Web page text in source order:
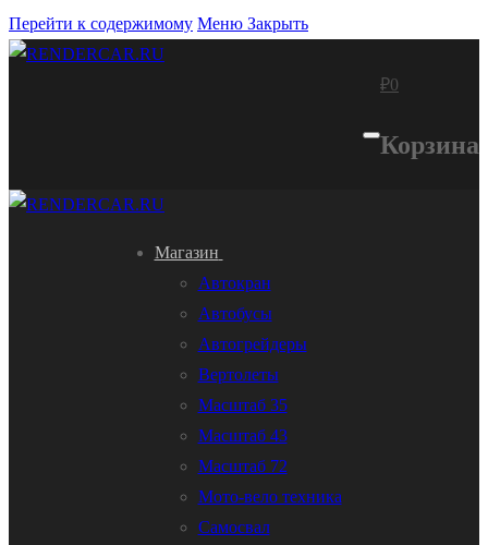
Перейти к содержимому Меню Закрыть
₽0
Корзина
Магазин
Автокран
Автобусы
Автогрейдеры
Вертолеты
Масштаб 35
Масштаб 43
Масштаб 72
Мото-вело техника
Самосвал